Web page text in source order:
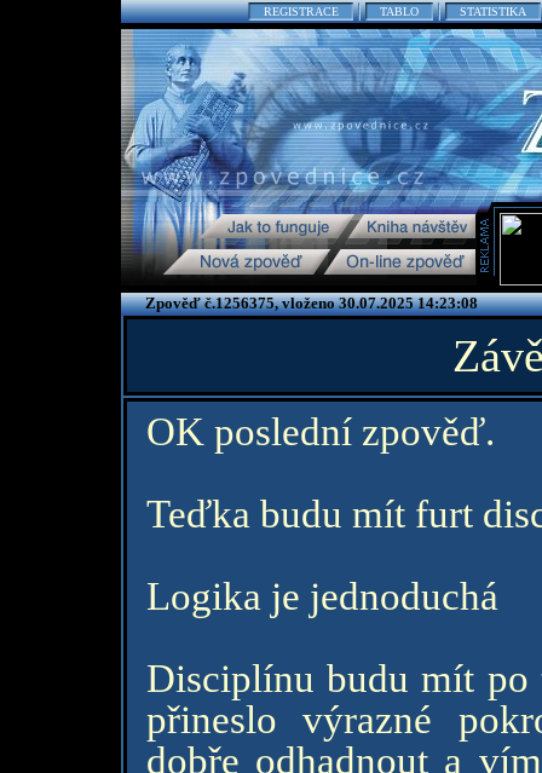
REGISTRACE TABLO STATISTIKA
Zpověď č.1256375, vloženo 30.07.2025 14:23:08
OK poslední zpověď.
Teďka budu mít furt
Logika je jednoduchá
Disciplínu budu mít po
přineslo výrazné
dobře odhadnout a